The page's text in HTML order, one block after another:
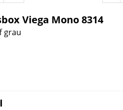
Viega Mono 8314
grau